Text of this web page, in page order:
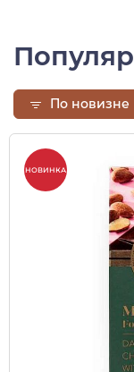
По новизне
НОВИНКА